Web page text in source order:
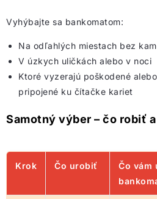
Vyhýbajte sa bankomatom:
Na odľahlých miestach bez
V úzkych uličkách alebo v noci
Ktoré vyzerajú poškodené
pripojené ku čítačke kariet
Samotný výber – čo robiť
Krok Čo urobiť
Čo vám